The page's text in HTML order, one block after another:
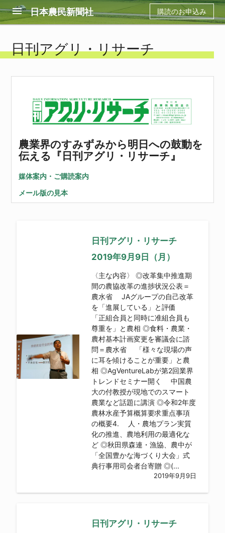
menu 日本農民新聞社 購読のお申込み
日刊アグリ・リサーチ
農業界のすみずみから明日への鼓動を
伝える『日刊アグリ・リサーチ』
媒体案内・ご購読案内
メール版の見本
日刊アグリ・リサーチ
2019年9月9日（月）
〈主な内容〉 ◎改革集中推進期
間の農協改革の進捗状況公表＝
農水省 JAグループの自己改革
を「進展している」と評価
「正組合員と同時に准組合員も
尊重を」と農相 ◎食料・農業・
農村基本計画変更を審議会に諮
問＝農水省 「様々な現場の声
に耳を傾けることが重要」と農
相 ◎AgVentureLabが第2回業界
トレンドセミナー開く 中国農
大の付教授が現地でのスマート
農業など話題に講演 ◎令和2年度
農林水産予算概算要求重点事項
の概要4. 人・農地プラン実質
化の推進、農地利用の最適化な
ど ◎秋田県森連・漁協、農中が
「全国豊かな海づくり大会」式
典行事用司会者台寄贈 ◎(...
2019年9月9日
日刊アグリ・リサーチ